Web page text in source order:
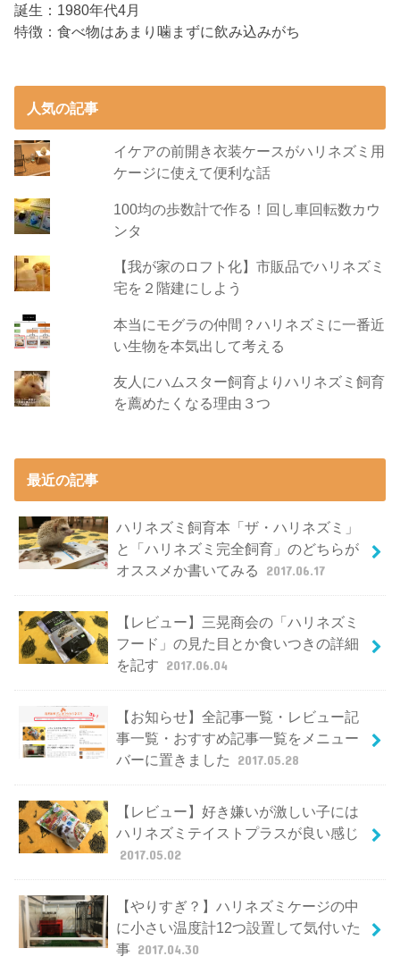
誕生：1980年代4月
特徴：食べ物はあまり噛まずに飲み込みがち
人気の記事
イケアの前開き衣装ケースがハリネズミ用
ケージに使えて便利な話
100均の歩数計で作る！回し車回転数カウ
ンタ
【我が家のロフト化】市販品でハリネズミ
宅を２階建にしよう
本当にモグラの仲間？ハリネズミに一番近
い生物を本気出して考える
友人にハムスター飼育よりハリネズミ飼育
を薦めたくなる理由３つ
最近の記事
ハリネズミ飼育本「ザ・ハリネズミ」
と「ハリネズミ完全飼育」のどちらが
オススメか書いてみる
2017.06.17
【レビュー】三晃商会の「ハリネズミ
フード」の見た目とか食いつきの詳細
を記す 2017.06.04
【お知らせ】全記事一覧・レビュー記
事一覧・おすすめ記事一覧をメニュー
バーに置きました
2017.05.28
【レビュー】好き嫌いが激しい子には
ハリネズミテイストプラスが良い感じ
2017.05.02
【やりすぎ？】ハリネズミケージの中
に小さい温度計12つ設置して気付いた
事 2017.04.30